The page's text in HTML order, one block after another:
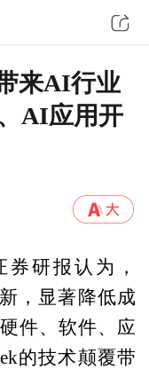
来AI行业
AI应用开
研报认为，
，显著降低成
件、软件、应
的技术颠覆带